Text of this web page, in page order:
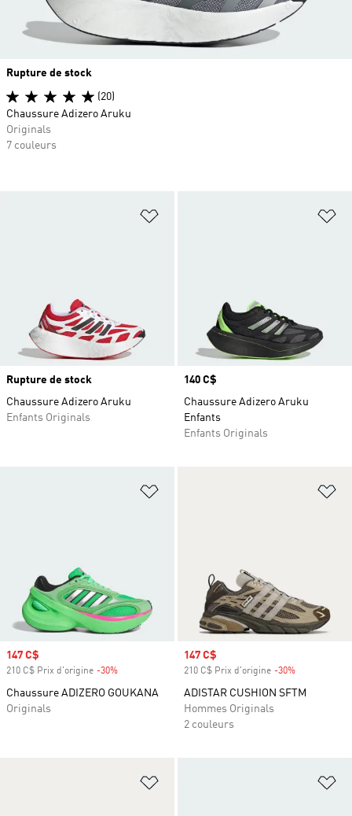
Ajouter à la Liste de produits
Rupture de stock
Chaussure Adizero Aruku
Enfants Originals
Prix
140 C$
Chaussure Adizero Aruku
Enfants
Enfants Originals
Ajouter à la Liste de produits
Prix soldé
147 C$
210 C$ Prix d'origine -30%
Chaussure ADIZERO GOUKANA
Originals
Prix soldé
147 C$
210 C$ Prix d'origine -30%
ADISTAR CUSHION SFTM
Hommes Originals
2 couleurs
Ajouter à la Liste de produits
Rupture de stock
(20)
Chaussure Adizero Aruku
Originals
7 couleurs